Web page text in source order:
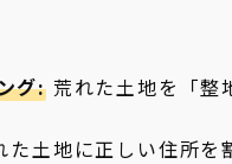
グ: 荒れた土地を「整
た土地に正しい住所を